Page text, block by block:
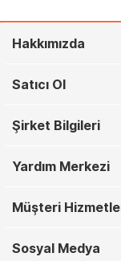
Hakkımızda
Satıcı Ol
Şirket Bilgileri
Yardım Merkezi
Müşteri
Sosyal Medya